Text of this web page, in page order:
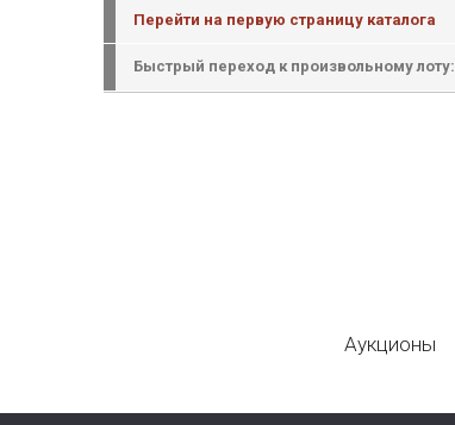
Перейти на первую страницу каталога
Быстрый переход к произвольному лоту:
Аукционы